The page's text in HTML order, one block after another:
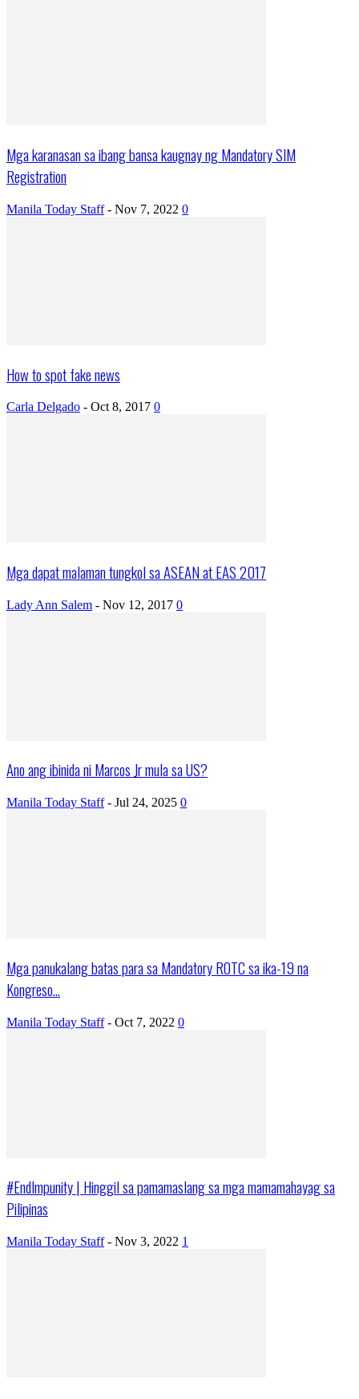
Mga karanasan sa ibang bansa kaugnay ng Mandatory SIM
Registration
Manila Today Staff - Nov 7, 2022 0
How to spot fake news
Carla Delgado - Oct 8, 2017 0
Mga dapat malaman tungkol sa ASEAN at EAS 2017
Lady Ann Salem - Nov 12, 2017 0
Ano ang ibinida ni Marcos Jr mula sa US?
Manila Today Staff - Jul 24, 2025 0
Mga panukalang batas para sa Mandatory ROTC sa ika-19 na
Kongreso...
Manila Today Staff - Oct 7, 2022 0
#EndImpunity | Hinggil sa pamamaslang sa mga mamamahayag sa
Pilipinas
Manila Today Staff - Nov 3, 2022 1